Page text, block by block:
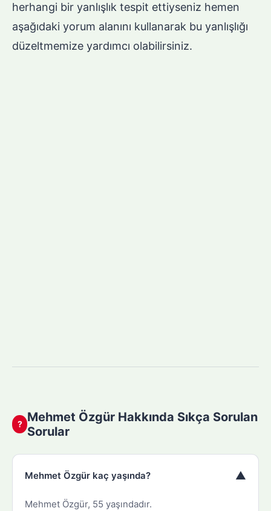
herhangi bir yanlışlık tespit ettiyseniz hemen
aşağıdaki yorum alanını kullanarak bu yanlışlığı
düzeltmemize yardımcı olabilirsiniz.
? Mehmet Özgür Hakkında Sıkça Sorulan
Sorular
Mehmet Özgür kaç yaşında? ▼
Mehmet Özgür, 55 yaşındadır.